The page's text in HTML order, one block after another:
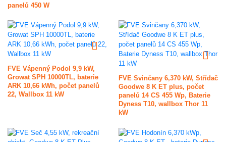
panelů 450 W
FVE Vápenný Podol 9,9 kW,
Growat SPH 10000TL, baterie
ARK 10,66 kWh, počet panelů
22, Wallbox 11 kW
FVE Svinčany 6,370 kW, Střídač
Goodwe 8 K ET plus, počet
panelů 14 CS 455 Wp, Baterie
Dyness T10, wallbox Thor 11
kW